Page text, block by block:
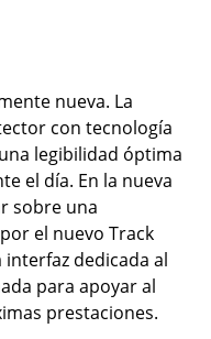
nueva. La
con tecnología
legibilidad óptima
el día. En la nueva
sobre una
el nuevo Track
dedicada al
para apoyar al
prestaciones.